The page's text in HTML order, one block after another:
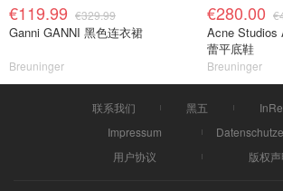
€119.99 €329.99
Ganni GANNI 黑色连衣裙
Breuninger
€280.00
Acne Studios
蕾平底鞋
Breuninger
联系我们 黑五
Impressum
用户协议
版权